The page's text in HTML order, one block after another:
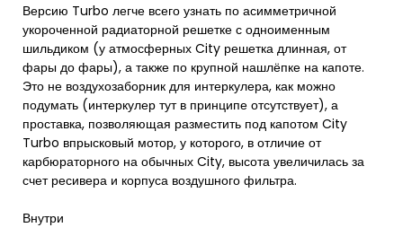
Версию Turbo легче всего узнать по асимметричной
укороченной радиаторной решетке с одноименным
шильдиком (у атмосферных City решетка длинная, от
фары до фары), а также по крупной нашлёпке на капоте.
Это не воздухозаборник для интеркулера, как можно
подумать (интеркулер тут в принципе отсутствует), а
проставка, позволяющая разместить под капотом City
Turbo впрысковый мотор, у которого, в отличие от
карбюраторного на обычных City, высота увеличилась за
счет ресивера и корпуса воздушного фильтра.
Внутри